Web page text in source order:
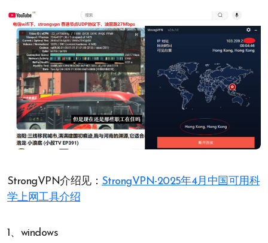
StrongVPN介绍见： StrongVPN-2025年4月中国可用科
学上网工具介绍
1、windows